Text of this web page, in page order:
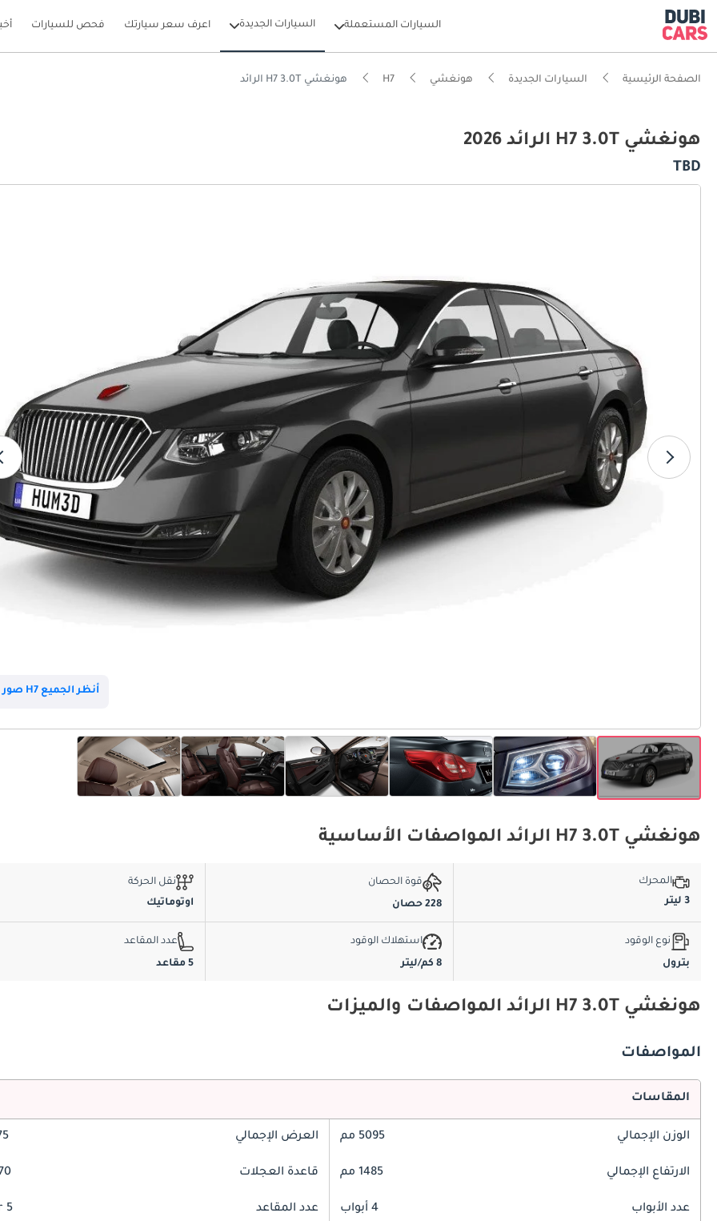
السيارات المستعملة السيارات الجديدة اعرف سعر سيارتك فحص للسيارات
الصفحة الرئيسية السيارات الجديدة هونغشي H7 هونغشي H7 3.0T الرائد
هونغشي H7 3.0T الرائد 2026
TBD
أنظر الجميع H7 صور
هونغشي H7 3.0T الرائد المواصفات الأساسية
المحرك
3 ليتر
قوة الحصان
228 حصان
نقل الحركة
اوتوماتيك
نوع الوقود
بترول
استهلاك الوقود
8 كم/ليتر
عدد المقاعد
5 مقاعد
هونغشي H7 3.0T الرائد المواصفات والميزات
المواصفات
المقاسات
الوزن الإجمالي 5095 مم العرض الإجمالي
الارتفاع الإجمالي 1485 مم قاعدة العجلات
عدد الأبواب 4 أبواب عدد المقاعد 5 Seater